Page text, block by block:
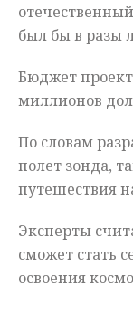
был бы в разы
Бюджет
миллионов
По словам
полет зонда,
путешествия
Эксперты
сможет стать
освоения